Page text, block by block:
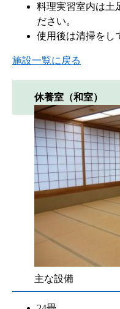
料理実習室内は土
ださい。
使用後は清掃をし
施設一覧に戻る
休養室（和室）
主な設備